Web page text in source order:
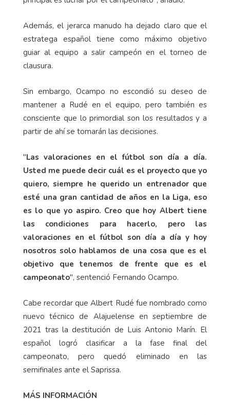
Además, el jerarca manudo ha dejado claro que el
estratega español tiene como máximo objetivo
guiar al equipo a salir campeón en el torneo de
clausura.
Sin embargo, Ocampo no escondió su deseo de
mantener a Rudé en el equipo, pero también es
consciente que lo primordial son los resultados y a
partir de ahí se tomarán las decisiones.
"Las valoraciones en el fútbol son día a día.
Usted me puede decir cuál es el proyecto que yo
quiero, siempre he querido un entrenador que
esté una gran cantidad de años en la Liga, eso
es lo que yo aspiro. Creo que hoy Albert tiene
las condiciones para hacerlo, pero las
valoraciones en el fútbol son día a día y hoy
nosotros solo hablamos de una cosa que es el
objetivo que tenemos de frente que es el
campeonato", sentenció Fernando Ocampo.
Cabe recordar que Albert Rudé fue nombrado como
nuevo técnico de Alajuelense en septiembre de
2021 tras la destitución de Luis Antonio Marín. El
español logró clasificar a la fase final del
campeonato, pero quedó eliminado en las
semifinales ante el Saprissa.
MÁS INFORMACIÓN